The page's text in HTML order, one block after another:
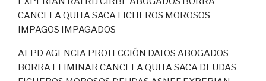
CANCELA QUITA SACA FICHEROS MOROSOS
IMPAGOS IMPAGADOS
AEPD AGENCIA PROTECCIÓN DATOS ABOGADOS
BORRA ELIMINAR CANCELA QUITA SACA DEUDAS